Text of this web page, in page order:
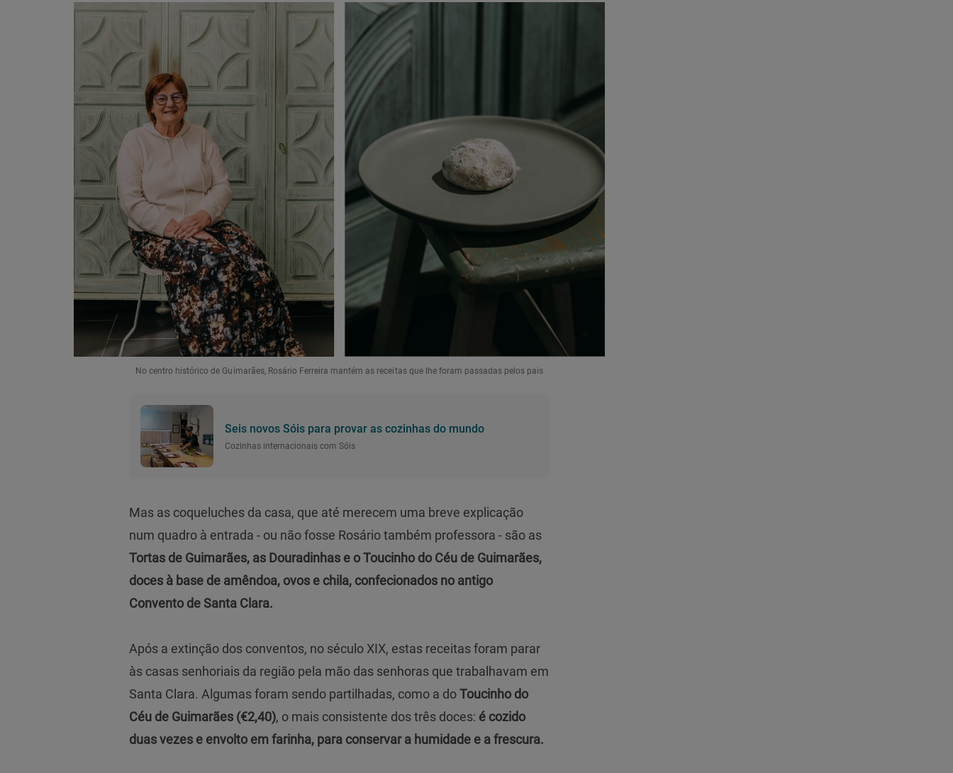
No centro histórico de Guimarães, Rosário Ferreira mantém as receitas que lhe foram passadas pelos pais
Seis novos Sóis para provar as cozinhas do mundo
Cozinhas internacionais com Sóis
Mas as coqueluches da casa, que até merecem uma breve explicação
num quadro à entrada - ou não fosse Rosário também professora - são as
Tortas de Guimarães, as Douradinhas e o Toucinho do Céu de Guimarães,
doces à base de amêndoa, ovos e chila, confecionados no antigo
Convento de Santa Clara.
Após a extinção dos conventos, no século XIX, estas receitas foram parar
às casas senhoriais da região pela mão das senhoras que trabalhavam em
Santa Clara. Algumas foram sendo partilhadas, como a doToucinho do
Céu de Guimarães (€2,40), o mais consistente dos três doces: é cozido
duas vezes e envolto em farinha, para conservar a humidade e a frescura.